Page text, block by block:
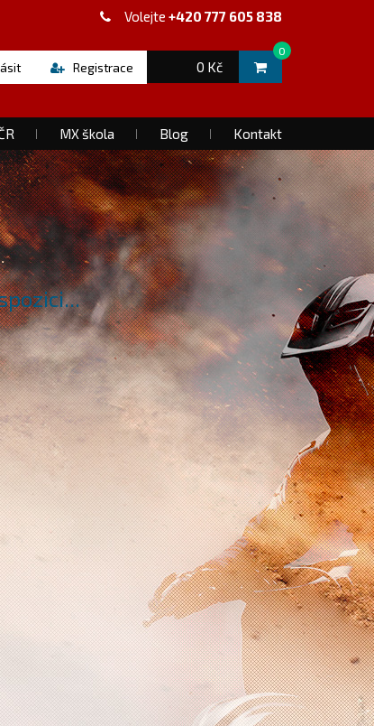
Volejte +420 777 605 838
0 Kč
0
Registrace
MX škola Blog Kontakt